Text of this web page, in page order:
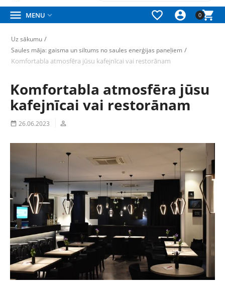
0


 MENU 
Uz sākumu /
Saules māja: gaisma un siltums no saules enerģijas paneļiem /
Komfortabla atmosfēra jūsu kafejnīcai vai restorānam
Komfortabla atmosfēra jūsu
kafejnīcai vai restorānam
 26.06.2023 